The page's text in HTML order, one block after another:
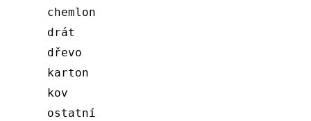
chemlon
drát
dřevo
karton
kov
ostatní